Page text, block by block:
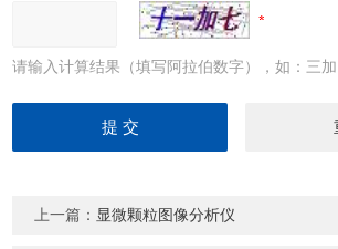
请输入计算结果（填写阿拉伯数字），如：三
上一篇： 显微颗粒图像分析仪